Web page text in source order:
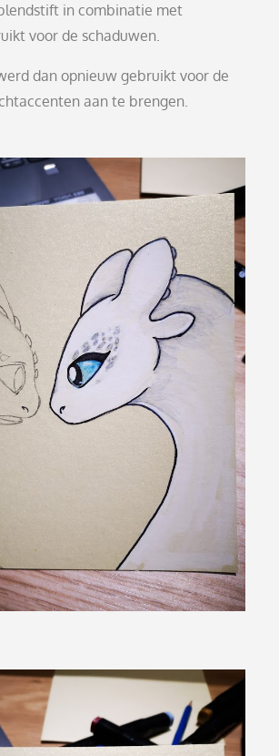
in combinatie met
voor de schaduwen.
dan opnieuw gebruikt voor de
aan te brengen.